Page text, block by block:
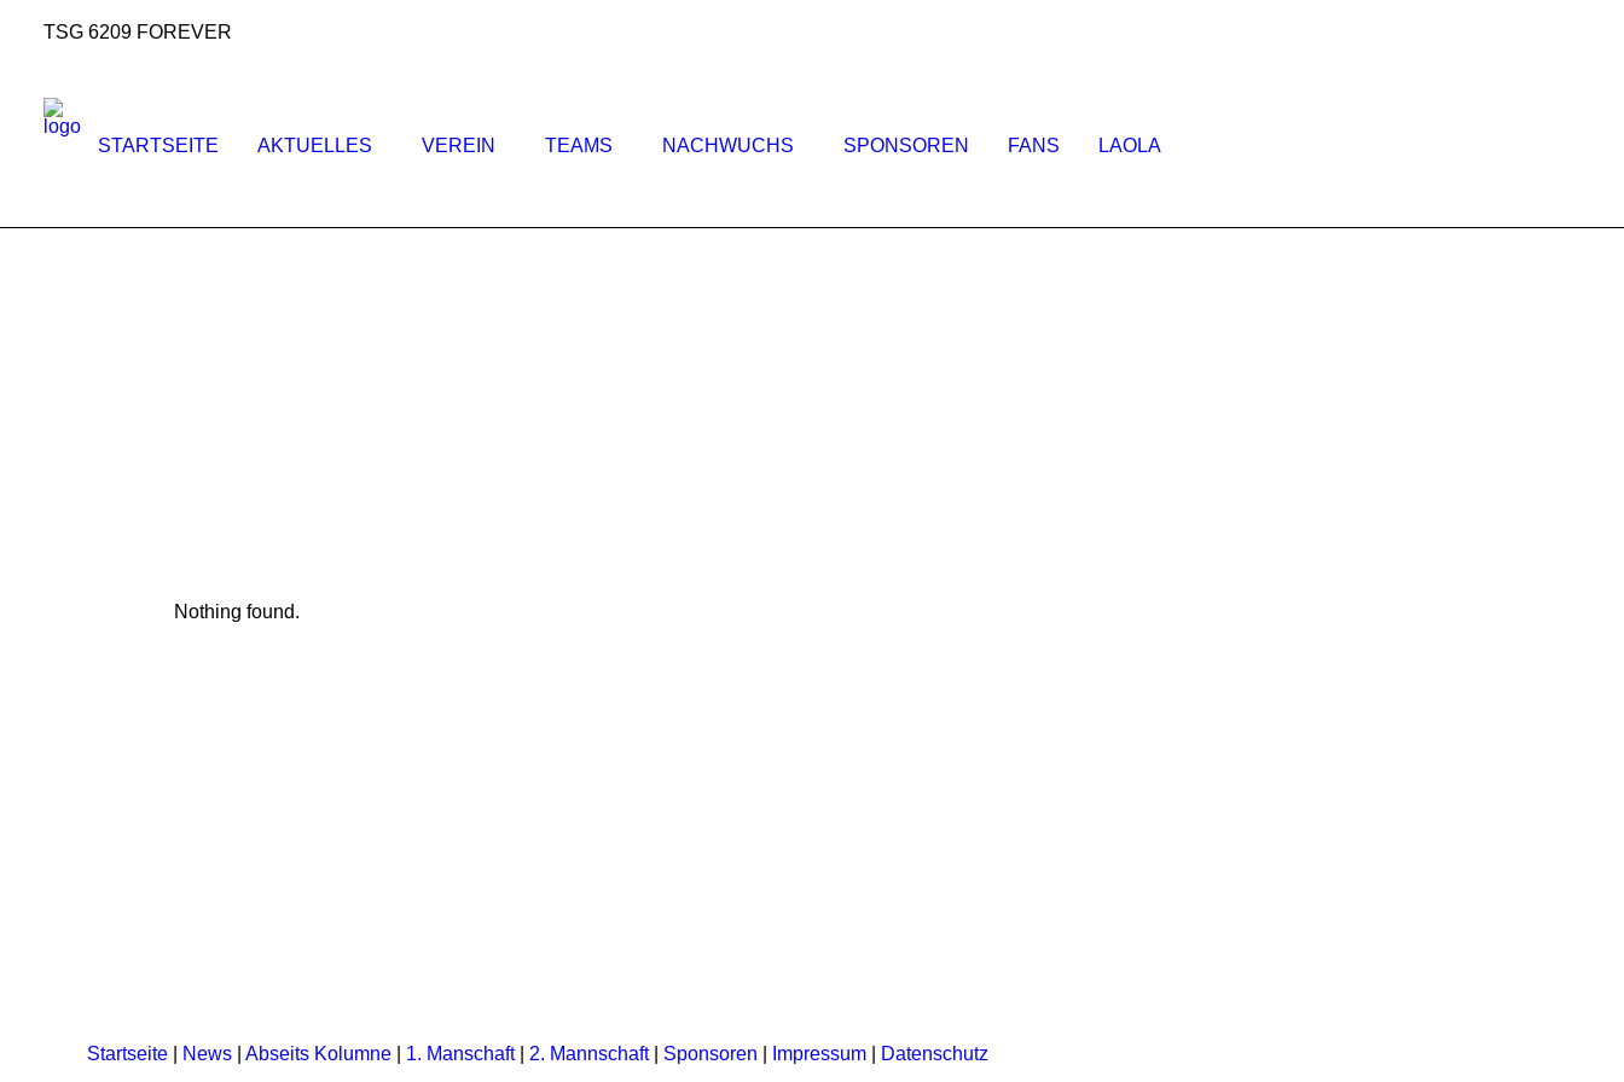
TSG 6209 FOREVER
STARTSEITE AKTUELLES VEREIN TEAMS NACHWUCHS SPONSOREN FANS LAOLA
Nothing found.
Startseite News Abseits Kolumne 1. Manschaft| 2. Mannschaft| Sponsoren Impressum Datenschutz